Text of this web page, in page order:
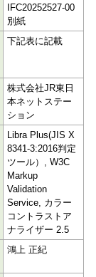
IFC20252527-00
別紙
下記表に記載
株式会社JR東日
本ネットステー
ション
Libra Plus(JIS X
8341-3:2016判定
ツール）, W3C
Markup
Validation
Service, カラー
コントラストア
ナライザー 2.5
鴻上 正紀